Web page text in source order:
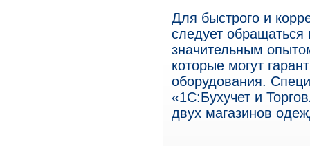
Для быстрого и
следует
значительным
которые могут
оборудования.
«1С:Бухучет и
двух магазинов